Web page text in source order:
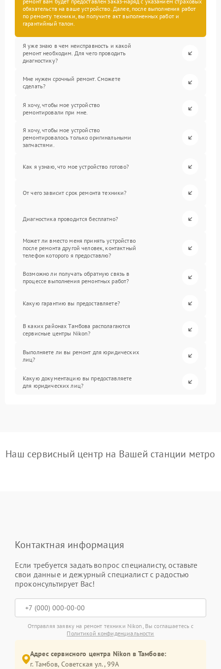
обязательств на ваше устройство. Далее, после выполнения работ
по ремонту техники, вы получите акт выполненных работ и
гарантийный талон.
Я уже знаю в чем неисправность и какой
ремонт необходим. Для чего проводить
диагностику?
Мне нужен срочный ремонт. Сможете
сделать?
Я хочу, чтобы мое устройство
ремонтировали при мне.
Я хочу, чтобы мое устройство
ремонтировалось только оригинальными
запчастями.
Как я узнаю, что мое устройство готово?
От чего зависит срок ремонта техники?
Диагностика проводится бесплатно?
Может ли вместо меня принять устройство
после ремонта другой человек, контактный
телефон которого я предоставлю?
Возможно ли получать обратную связь в
процессе выполнения ремонтных работ?
Какую гарантию вы предоставляете?
В каких районах Тамбова располагаются
сервисные центры Nikon?
Выполняете ли вы ремонт для юридических
лиц?
Какую документацию вы предоставляете
для юридических лиц?
Наш сервисный центр на Вашей станции метро
Контактная информация
Если требуется задать вопрос специалисту, оставьте
свои данные и дежурный специалист с радостью
проконсультирует Вас!
Отправляя заявку на ремонт техники Nikon, Вы соглашаетесь с
Политикой конфиденциальности
Адрес сервисного центра Nikon в Тамбове:
г. Тамбов, Советская ул., 99А